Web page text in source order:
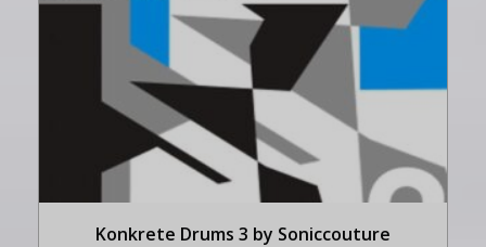
Konkrete Drums 3 by Soniccouture